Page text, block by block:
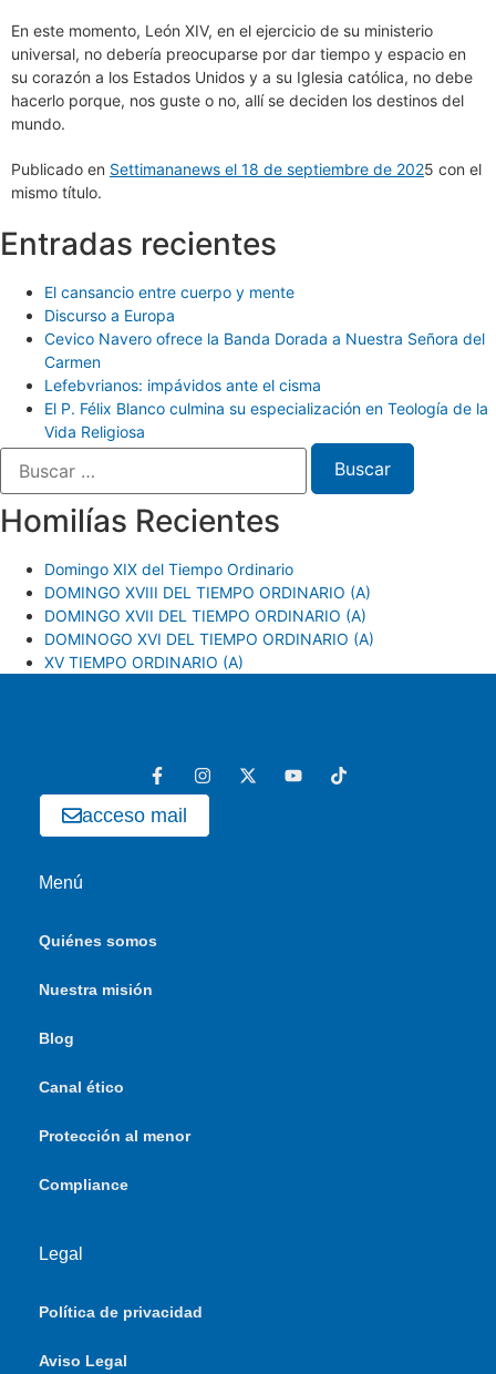
En este momento, León XIV, en el ejercicio de su ministerio
universal, no debería preocuparse por dar tiempo y espacio en
su corazón a los Estados Unidos y a su Iglesia católica, no debe
hacerlo porque, nos guste o no, allí se deciden los destinos del
mundo.
Publicado en Settimananews el 18 de septiembre de 2025 con el
mismo título.
Entradas recientes
El cansancio entre cuerpo y mente
Discurso a Europa
Cevico Navero ofrece la Banda Dorada a Nuestra Señora del
Carmen
Lefebvrianos: impávidos ante el cisma
El P. Félix Blanco culmina su especialización en Teología de la
Vida Religiosa
Homilías Recientes
Domingo XIX del Tiempo Ordinario
DOMINGO XVIII DEL TIEMPO ORDINARIO (A)
DOMINGO XVII DEL TIEMPO ORDINARIO (A)
DOMINOGO XVI DEL TIEMPO ORDINARIO (A)
XV TIEMPO ORDINARIO (A)
acceso mail
Menú
Quiénes somos
Nuestra misión
Blog
Canal ético
Protección al menor
Compliance
Legal
Política de privacidad
Aviso Legal